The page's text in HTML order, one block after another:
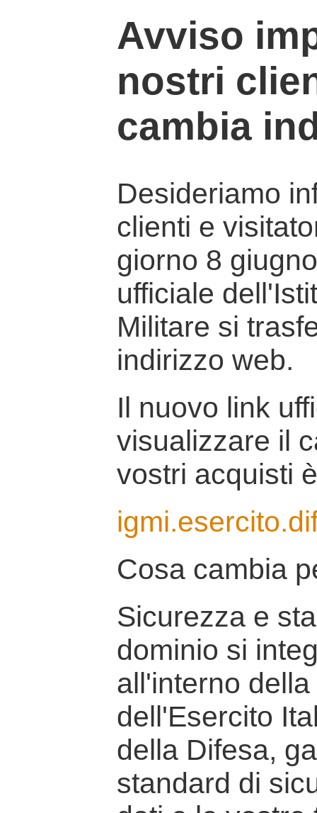
Avviso
nostri
cambia
Desideriamo
clienti e
giorno 8
ufficiale
Militare si
indirizzo web.
Il nuovo link
visualizzare il
vostri acquisti
Cosa cambia
Sicurezza e
dominio si
all'interno
dell'Esercito
della Difesa,
standard di